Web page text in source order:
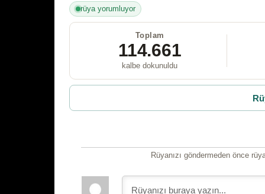
rüya yorumluyor
Toplam
114.661
kalbe dokunuldu
Rüyanızı göndermeden önce